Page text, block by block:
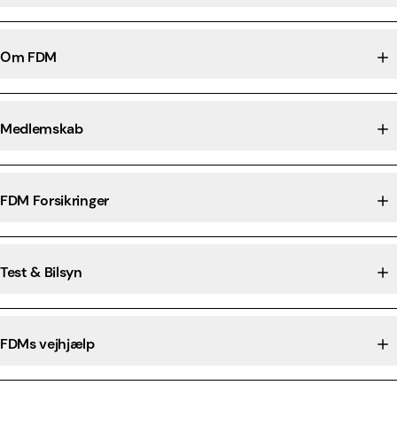
Om FDM
Medlemskab
FDM Forsikringer
Test & Bilsyn
FDMs vejhjælp